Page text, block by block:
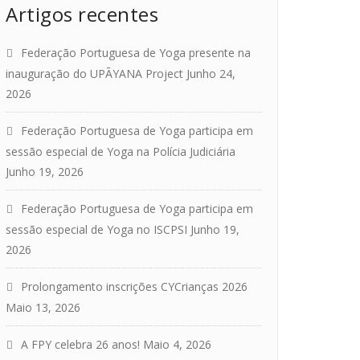
Artigos recentes
Federação Portuguesa de Yoga presente na
inauguração do UPĀYANA Project Junho 24,
2026
Federação Portuguesa de Yoga participa em
sessão especial de Yoga na Polícia Judiciária
Junho 19, 2026
Federação Portuguesa de Yoga participa em
sessão especial de Yoga no ISCPSI Junho 19,
2026
Prolongamento inscrições CYCrianças 2026
Maio 13, 2026
A FPY celebra 26 anos! Maio 4, 2026